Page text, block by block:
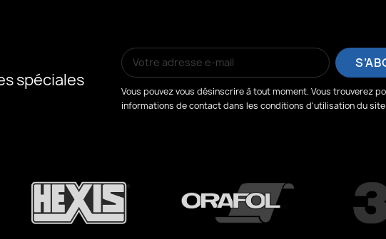
spéciales
Vous pouvez vous désinscrire à tout moment. Vous trouverez
informations de contact dans les conditions d'utilisation du